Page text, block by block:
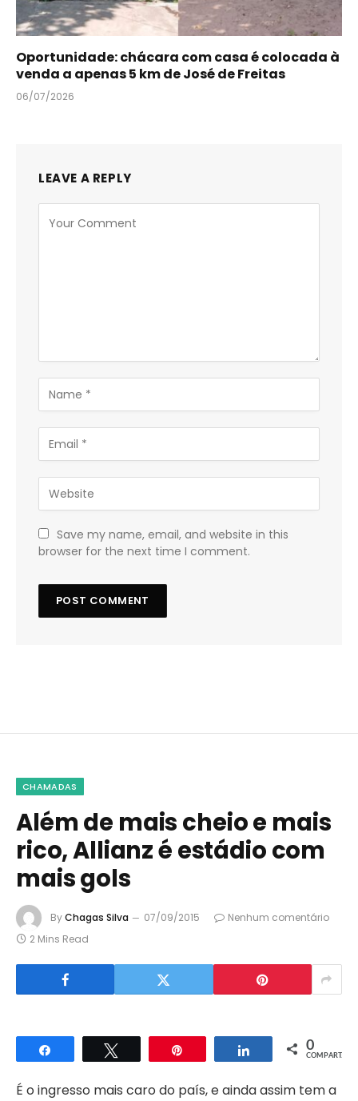
Oportunidade: chácara com casa é colocada à
venda a apenas 5 km de José de Freitas
06/07/2026
LEAVE A REPLY
Save my name, email, and website in this
browser for the next time I comment.
CHAMADAS
Além de mais cheio e mais
rico, Allianz é estádio com
mais gols
ByChagas Silva 07/09/2015
Nenhum comentário
2 Mins Read
Compartilhar Compartilhar
0
COMPART.
É o ingresso mais caro do país, e ainda assim tem a